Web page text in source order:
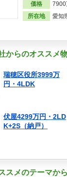
価格
7900
所在地
愛知
からのオススメ
瑞穂区役所3999万
円・4LDK
伏屋4299万円・2LD
K+2S（納戸）
スメのテーマか